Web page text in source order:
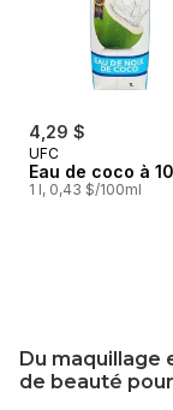
4,29 $
UFC
Eau de coco à
1 l, 0,43 $/100ml
Du maquillage
de beauté